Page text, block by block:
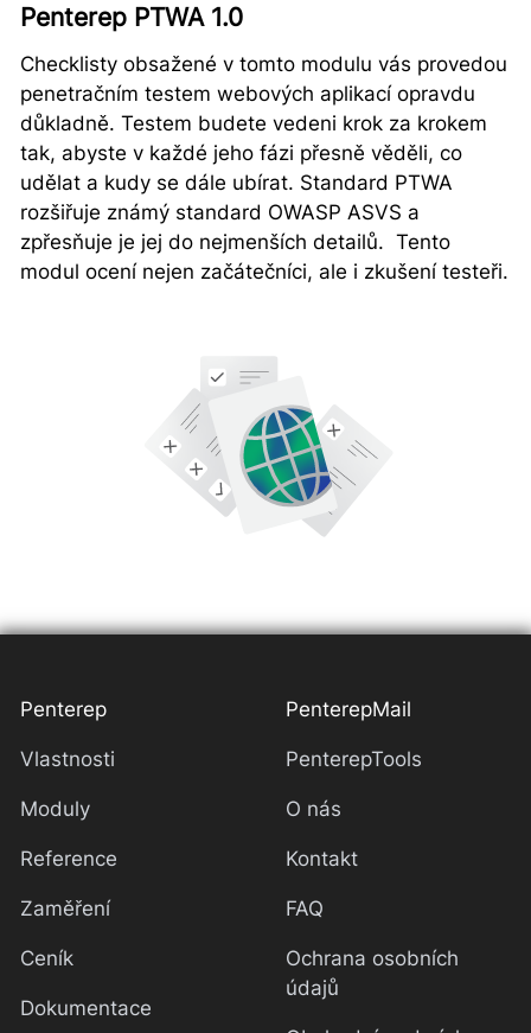
Penterep PTWA 1.0
Checklisty obsažené v tomto modulu vás provedou
penetračním testem webových aplikací opravdu
důkladně. Testem budete vedeni krok za krokem
tak, abyste v každé jeho fázi přesně věděli, co
udělat a kudy se dále ubírat. Standard PTWA
rozšiřuje známý standard OWASP ASVS a
zpřesňuje je jej do nejmenších detailů. Tento
modul ocení nejen začátečníci, ale i zkušení testeři.
Penterep
Vlastnosti
Moduly
Reference
Zaměření
Ceník
Dokumentace
PenterepMail
PenterepTools
O nás
Kontakt
FAQ
Ochrana osobních
údajů